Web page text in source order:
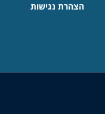
הצהרת נגישות